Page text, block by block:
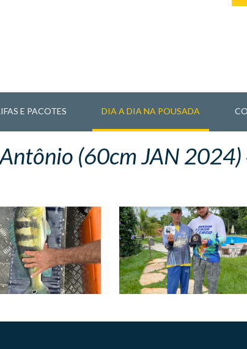
E PACOTES DIA A DIA NA POUSADA
(60cm JAN